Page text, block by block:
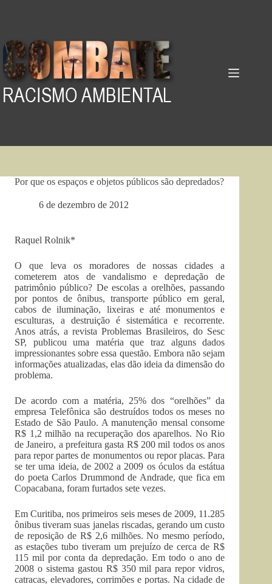
Por que os espaços e objetos públicos são depredados?
6 de dezembro de 2012
Raquel Rolnik*
O que leva os moradores de nossas cidades a
cometerem atos de vandalismo e depredação de
patrimônio público? De escolas a orelhões, passando
por pontos de ônibus, transporte público em geral,
cabos de iluminação, lixeiras e até monumentos e
esculturas, a destruição é sistemática e recorrente.
Anos atrás, a revista Problemas Brasileiros, do Sesc
SP, publicou uma matéria que traz alguns dados
impressionantes sobre essa questão. Embora não sejam
informações atualizadas, elas dão ideia da dimensão do
problema.
De acordo com a matéria, 25% dos “orelhões” da
empresa Telefônica são destruídos todos os meses no
Estado de São Paulo. A manutenção mensal consome
R$ 1,2 milhão na recuperação dos aparelhos. No Rio
de Janeiro, a prefeitura gasta R$ 200 mil todos os anos
para repor partes de monumentos ou repor placas. Para
se ter uma ideia, de 2002 a 2009 os óculos da estátua
do poeta Carlos Drummond de Andrade, que fica em
Copacabana, foram furtados sete vezes.
Em Curitiba, nos primeiros seis meses de 2009, 11.285
ônibus tiveram suas janelas riscadas, gerando um custo
de reposição de R$ 2,6 milhões. No mesmo período,
as estações tubo tiveram um prejuízo de cerca de R$
115 mil por conta da depredação. Em todo o ano de
2008 o sistema gastou R$ 350 mil para repor vidros,
catracas, elevadores, corrimões e portas. Na cidade de